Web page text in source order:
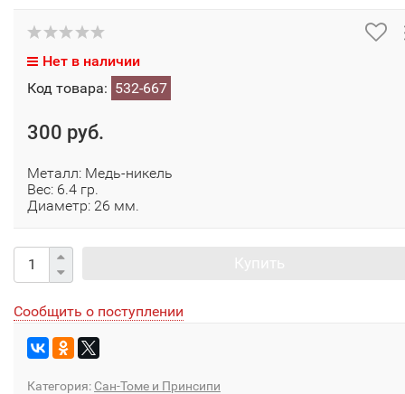
Нет в наличии
Код товара: 532-667
300 руб.
Металл: Медь-никель
Вес: 6.4 гр.
Диаметр: 26 мм.
Сообщить о поступлении
Категория: Сан-Томе и Принсипи